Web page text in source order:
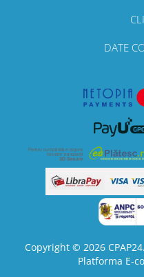
DATE
Copyright © 2026
Platforma E-